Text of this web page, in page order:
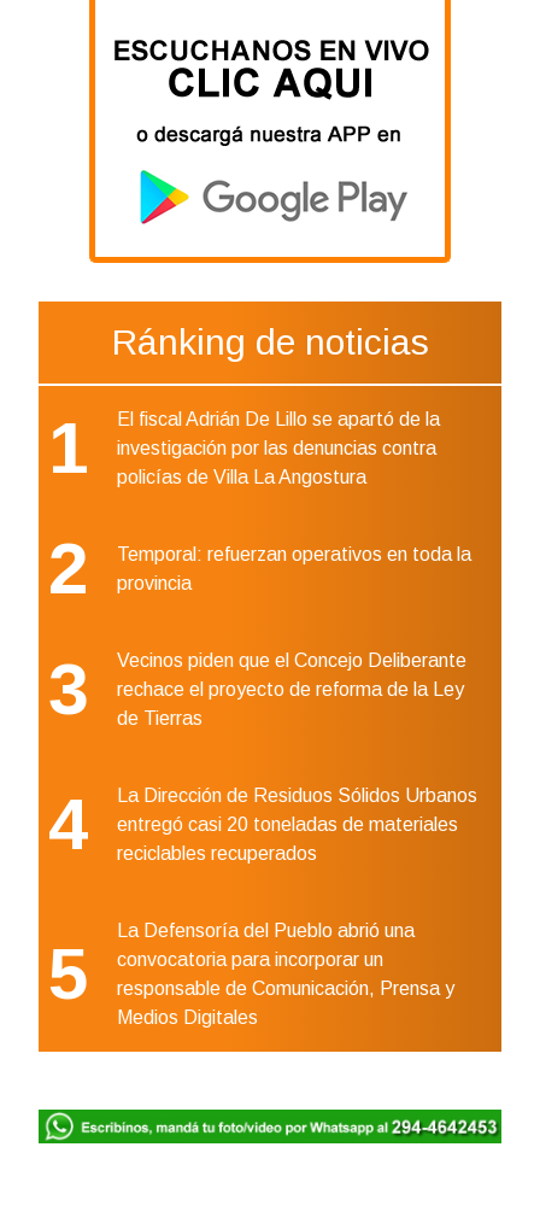
Ránking de noticias
1
El fiscal Adrián De Lillo se apartó de la
investigación por las denuncias contra
policías de Villa La Angostura
2
Temporal: refuerzan operativos en toda la
provincia
3
Vecinos piden que el Concejo Deliberante
rechace el proyecto de reforma de la Ley
de Tierras
4
La Dirección de Residuos Sólidos Urbanos
entregó casi 20 toneladas de materiales
reciclables recuperados
5
La Defensoría del Pueblo abrió una
convocatoria para incorporar un
responsable de Comunicación, Prensa y
Medios Digitales